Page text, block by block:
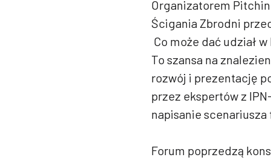
Organizatorem
Ścigania Zbrodni
Co może dać udział
To szansa na
rozwój i prezentację
przez ekspertów z
napisanie
Forum poprzedzą